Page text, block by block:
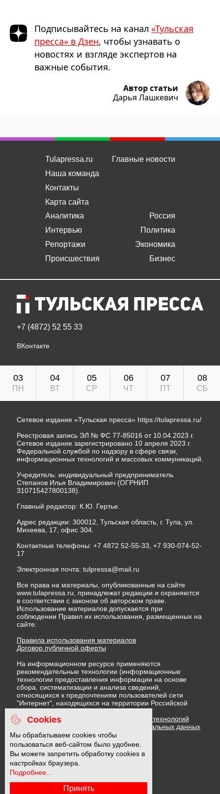
Подписывайтесь на канал «Тульская
пресса» в Дзен, чтобы узнавать о
новостях и взгляде экспертов на
важные события.
Автор статьи
Дарья Лашкевич
Tulapressa.ru
Наша команда
Контакты
Карта сайта
Главные новости
Аналитика
Интервью
Репортажи
Происшествия
Россия
Политика
Экономика
Бизнес
+7 (4872) 52 55 33
ВКонтакте
03
ПН
04
ВТ
05
СР
06
ЧТ
07
ПТ
08
СБ
Сетевое издание «Тульская пресса» https://tulapressa.ru/
Реестровая запись ЭЛ № ФС 77-85016 от 10.04.2023 г.
Сетевое издание зарегистрировано 10 апреля 2023 г.
Федеральной службой по надзору в сфере связи,
информационных технологий и массовых коммуникаций.
Учредитель: индивидуальный предприниматель
Степанов Илья Владимирович (ОГРНИП
310715427800138).
Главный редактор: К.Ю. Гертье.
Адрес редакции: 300012, Тульская область, г. Тула, ул.
Михеева, 17, офис 304.
Контактные телефоны: +7 4872 52-55-33, +7 930-074-52-
17
Электронная почта: tulpressa@mail.ru
Все права на материалы, опубликованные на сайте
www.tulapressa.ru, принадлежат редакции и охраняются
в соответствии с законом об авторском праве.
Использование материалов допускается при
соблюдении Правил их использования, размещенных на
сайте.
Правила использования материалов
Договор публичной оферты
На информационном ресурсе применяются
рекомендательные технологии (информационные
технологии предоставления информации на основе
сбора, систематизации и анализа сведений,
относящихся к предпочтениям пользователей сети
"Интернет", находящихся на территории Российской
Федерации)
Правила применения рекомендательных технологий
Политика в отношении обработки персональных данных
Политика обработки файлов cookie
16 +
Cookies
Мы обрабатываем cookies чтобы
пользоваться веб-сайтом было удобнее.
Вы можете запретить обработку cookies в
настройках браузера.
Подробнее...
Принять